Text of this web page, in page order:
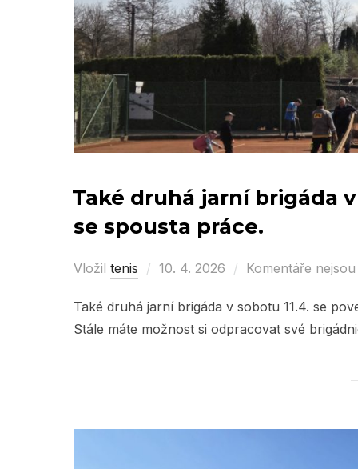
Také druhá jarní brigáda
se spousta práce.
Vložil tenis
Posted
10. 4. 2026 Komentáře
Také druhá jarní brigáda v sobotu 11.4. se
Stále máte možnost si odpracovat své